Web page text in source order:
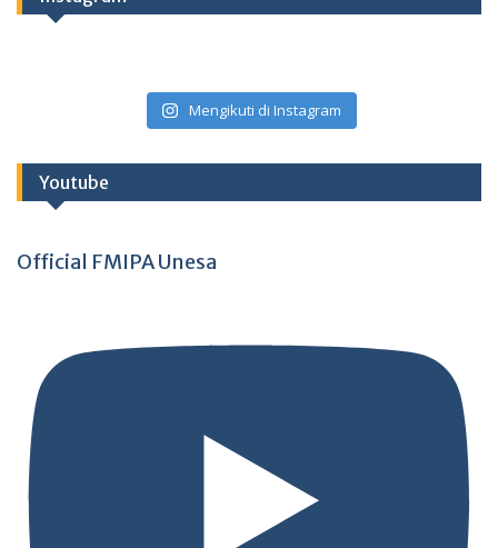
Mengikuti di Instagram
Youtube
Official FMIPA Unesa